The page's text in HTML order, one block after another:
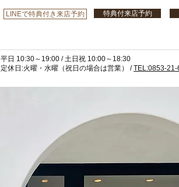
LINEで特典付き来店予約 特典付来店予約
平日 10:30～19:00 /土日祝 10:00～18:30
​定休日:火曜・水曜 （祝日の場合は営業） /TEL:0853-